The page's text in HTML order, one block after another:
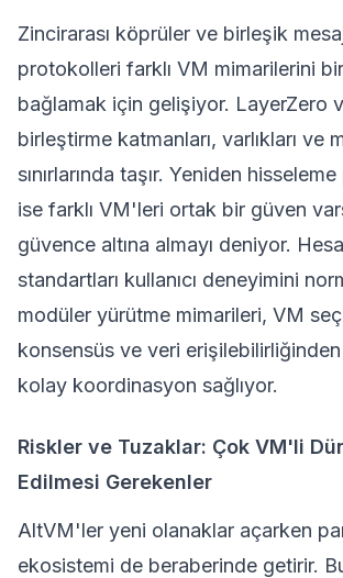
Zincirarası köprüler ve birleşik
protokolleri farklı VM mimarilerini
bağlamak için gelişiyor. LayerZero
birleştirme katmanları, varlıkları ve
sınırlarında taşır. Yeniden hisseleme
ise farklı VM'leri ortak bir güven
güvence altına almayı deniyor.
standartları kullanıcı deneyimini
modüler yürütme mimarileri, VM
konsensüs ve veri erişilebilirliğinden
kolay koordinasyon sağlıyor.
Riskler ve Tuzaklar: Çok VM'li
Edilmesi Gerekenler
AltVM'ler yeni olanaklar açarken
ekosistemi de beraberinde getirir.